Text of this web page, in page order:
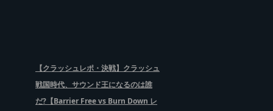
【クラッシュレポ・決戦】クラッシュ
戦国時代、サウンド王になるのは誰
だ?【Barrier Free vs Burn Down レ